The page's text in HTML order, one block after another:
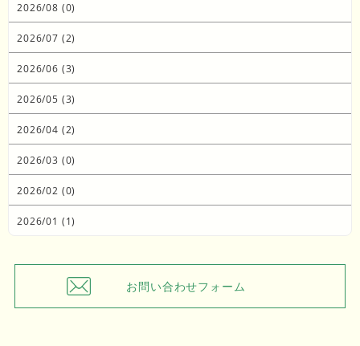
2026/08 (0)
2026/07 (2)
2026/06 (3)
2026/05 (3)
2026/04 (2)
2026/03 (0)
2026/02 (0)
2026/01 (1)
お問い合わせフォーム